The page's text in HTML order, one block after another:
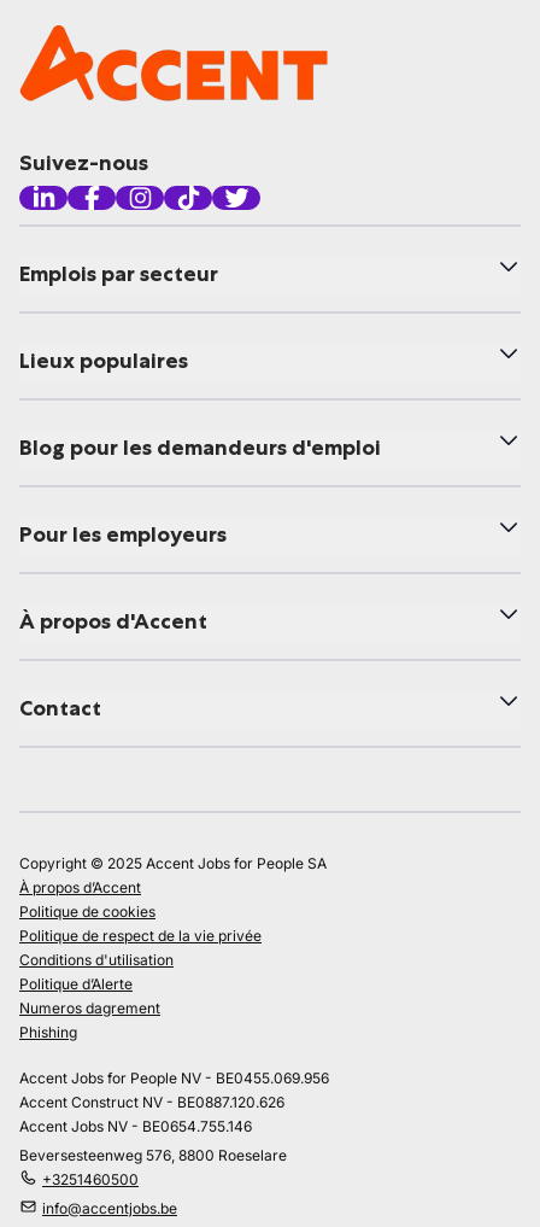
Suivez-nous
Emplois par secteur
Lieux populaires
Blog pour les demandeurs d'emploi
Pour les employeurs
À propos d'Accent
Contact
Copyright © 2025 Accent Jobs for People SA
À propos d’Accent
Politique de cookies
Politique de respect de la vie privée
Conditions d'utilisation
Politique d’Alerte
Numeros dagrement
Phishing
Accent Jobs for People NV - BE0455.069.956
Accent Construct NV - BE0887.120.626
Accent Jobs NV - BE0654.755.146
Beversesteenweg 576, 8800 Roeselare
+3251460500
info@accentjobs.be